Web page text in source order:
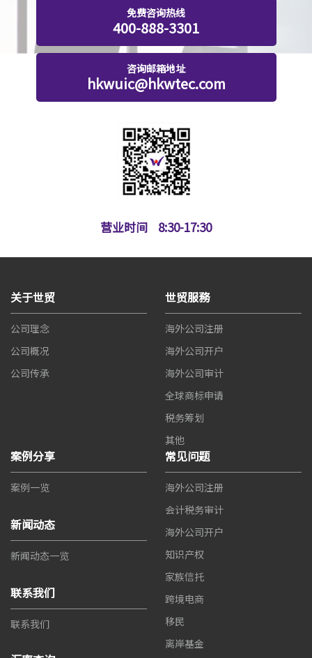
免费咨询热线
400-888-3301
咨询邮箱地址
hkwuic@hkwtec.com
营业时间 8:30-17:30
关于世贸
公司理念
公司概况
公司传承
世贸服務
海外公司注册
海外公司开户
海外公司审计
全球商标申请
税务筹划
其他
案例分享
案例一览
新闻动态
新闻动态一览
联系我们
联系我们
常见问题
海外公司注册
会计税务审计
海外公司开户
知识产权
家族信托
跨境电商
移民
离岸基金